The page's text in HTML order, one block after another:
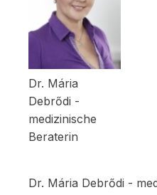
Dr. Mária
Debrődi -
medizinische
Beraterin
Dr. Mária Debrődi -